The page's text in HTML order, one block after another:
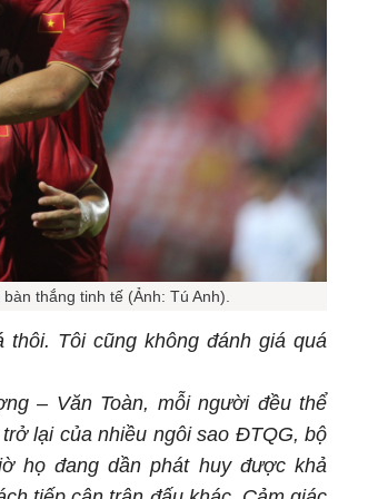
thắng tinh tế (Ảnh: Tú Anh).
Tôi cũng không đánh giá quá
– Văn Toàn, mỗi người đều thể
lại của nhiều ngôi sao ĐTQG, bộ
họ đang dần phát huy được khả